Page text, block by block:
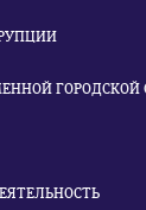
ГОРОДСКОЙ